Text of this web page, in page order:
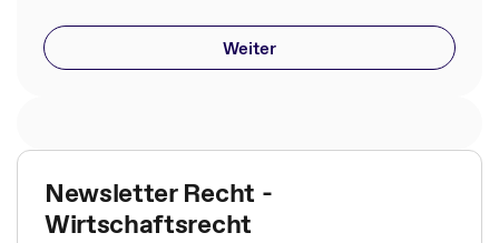
Weiter
Newsletter Recht -
Wirtschaftsrecht